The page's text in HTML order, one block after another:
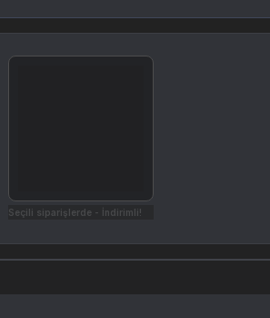
Seçili siparişlerde - İndirimli!